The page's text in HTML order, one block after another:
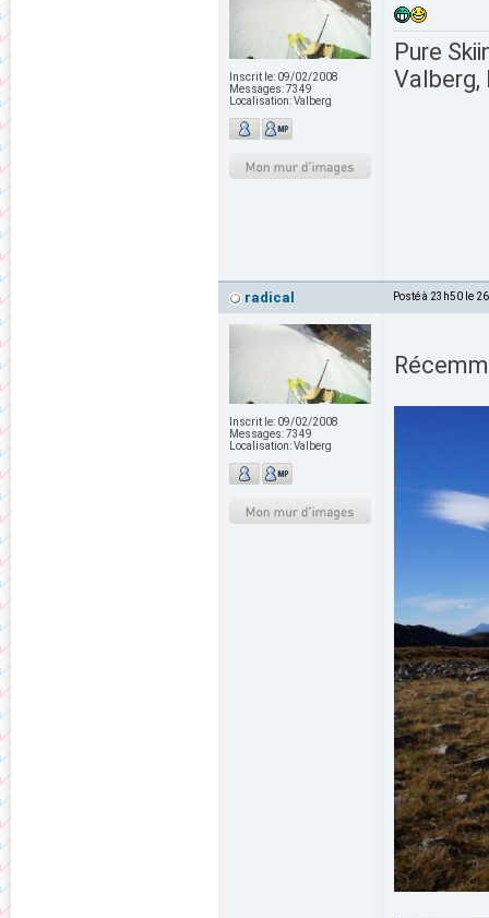
Inscrit le: 09/02/2008
Messages:7349
Localisation:Valberg
Pure
Valberg,
radical Posté à 23h50 le
Inscrit le: 09/02/2008
Messages:7349
Localisation:Valberg